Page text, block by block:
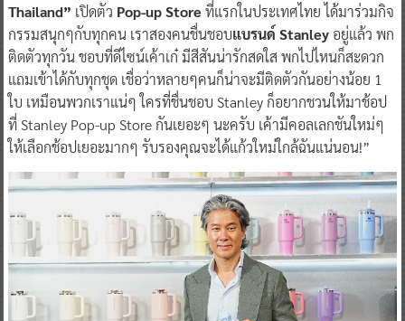
Thailand” เปิดตัว Pop-up Storeที่แรกในประเทศไทย ได้มาร่วมกิจ
กรรมสนุกๆกับทุกคน เราสองคนชื่นชอบแบรนด์ Stanleyอยู่แล้ว พก
ติดตัวทุกวัน ชอบที่ดีไซน์เค้าเก๋ มีสีสันน่ารักสดใส พกไปไหนก็สะดวก
แถมเข้าได้กับทุกชุด เชื่อว่าหลายๆคนก็น่าจะมีติดตัวกันอย่างน้อย 1
ใบ เหมือนพวกเราแน่ๆ ใครที่ชื่นชอบ Stanley ก็อยากชวนให้มาช้อป
ที่ Stanley Pop-up Store กันเยอะๆ นะครับ เค้ามีคอลเลกชันใหม่ๆ
ให้เลือกช้อปเยอะมากๆ รับรองคุณจะได้แก้วใหม่ใกล้ฉันแน่นอน!”